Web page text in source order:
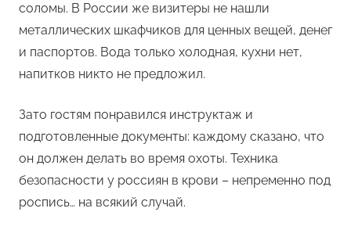
соломы. В России же визитеры не нашли
металлических шкафчиков для ценных вещей, денег
и паспортов. Вода только холодная, кухни нет,
напитков никто не предложил.
Зато гостям понравился инструктаж и
подготовленные документы: каждому сказано, что
он должен делать во время охоты. Техника
безопасности у россиян в крови – непременно под
роспись… на всякий случай.